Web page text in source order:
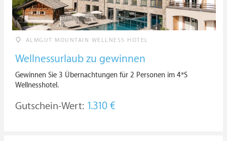
ALMGUT MOUNTAIN WELLNESS HOTEL
Wellnessurlaub zu gewinnen
Gewinnen Sie 3 Übernachtungen für 2 Personen im 4*S
Wellnesshotel.
Gutschein-Wert: 1.310 €